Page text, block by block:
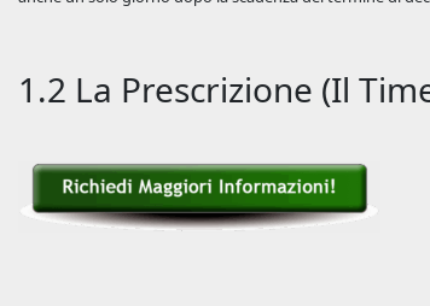
1.2 La Prescrizione (Il